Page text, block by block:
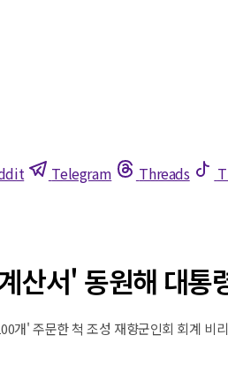
Telegram Threads
산서' 동원해 대통
개' 주문한 척 조성 재향군인회 회계